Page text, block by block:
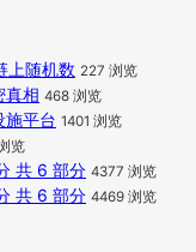
上随机数 227 浏览
真相 468 浏览
施平台 1401 浏览
览
共 6 部分 4377 浏览
共 6 部分 4469 浏览